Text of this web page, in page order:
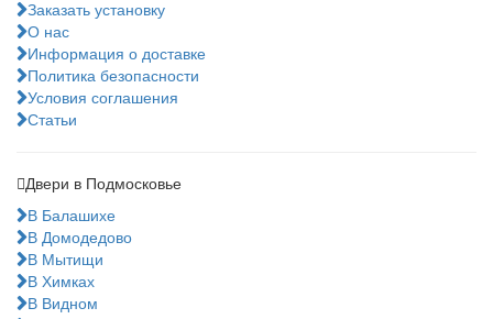
Заказать установку
О нас
Информация о доставке
Политика безопасности
Условия соглашения
Статьи
Двери в Подмосковье
В Балашихе
В Домодедово
В Мытищи
В Химках
В Видном